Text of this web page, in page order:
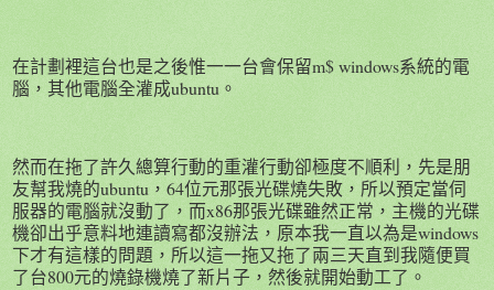
在計劃裡這台也是之後惟一一台會保留m$ windows系統的電
腦，其他電腦全灌成ubuntu。
然而在拖了許久總算行動的重灌行動卻極度不順利，先是朋
友幫我燒的ubuntu，64位元那張光碟燒失敗，所以預定當伺
服器的電腦就沒動了，而x86那張光碟雖然正常，主機的光碟
機卻出乎意料地連讀寫都沒辦法，原本我一直以為是windows
下才有這樣的問題，所以這一拖又拖了兩三天直到我隨便買
了台800元的燒錄機燒了新片子，然後就開始動工了。